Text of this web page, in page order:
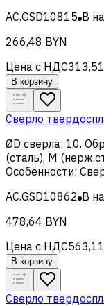
AC.GSD10815 В
266,48 BYN
Цена с НДС
В корзину
Сверло
ØD сверла: 10.
(сталь), M
Особенности:
AC.GSD10862 В
478,64 BYN
Цена с НДС
В корзину
Сверло